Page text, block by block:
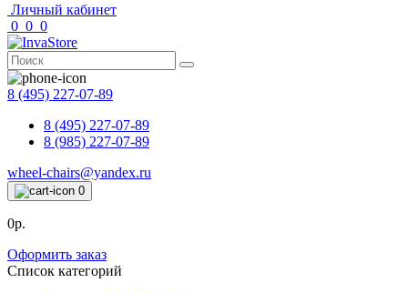
Личный кабинет
0 0 0
8 (495) 227-07-89
8 (495) 227-07-89
8 (985) 227-07-89
wheel-chairs@yandex.ru
0
0р.
Оформить заказ
Список категорий